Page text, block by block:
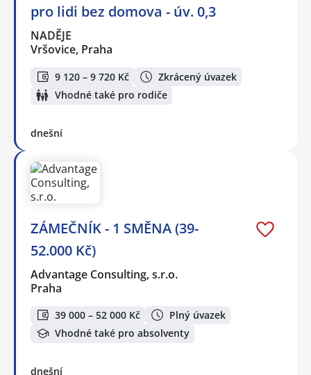
pro lidi bez domova - úv. 0,3
NADĚJE
Vršovice, Praha
9 120 – 9 720 Kč
Zkrácený úvazek
Vhodné také pro rodiče
dnešní
ZÁMEČNÍK - 1 SMĚNA (39-
52.000 Kč)
Advantage Consulting, s.r.o.
Praha
39 000 – 52 000 Kč
Plný úvazek
Vhodné také pro absolventy
dnešní